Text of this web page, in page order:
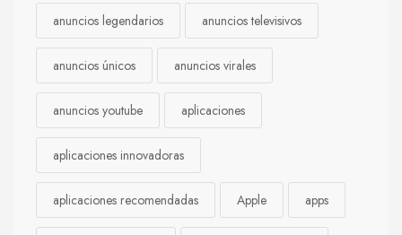
anuncios legendarios anuncios televisivos
anuncios únicos anuncios virales
anuncios youtube aplicaciones
aplicaciones innovadoras
aplicaciones recomendadas Apple apps